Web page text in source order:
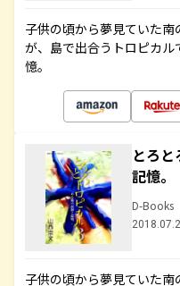
子供の頃から夢見ていた
が、島で出合うトロピカ
憶。
とろ
記憶
D-Books
子供の頃から夢見ていた